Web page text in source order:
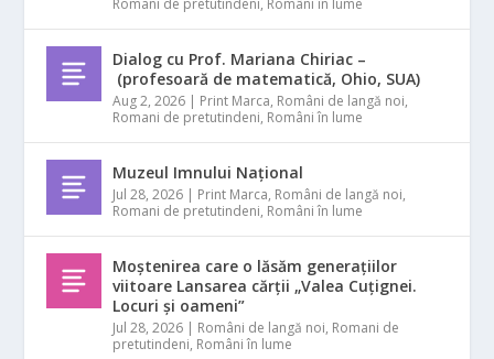
Romani de pretutindeni, Români în lume
Dialog cu Prof. Mariana Chiriac –
(profesoară de matematică, Ohio, SUA)
Aug 2, 2026 | Print Marca, Români de langă noi,
Romani de pretutindeni, Români în lume
Muzeul Imnului Național
Jul 28, 2026 | Print Marca, Români de langă noi,
Romani de pretutindeni, Români în lume
Moștenirea care o lăsăm generațiilor
viitoare Lansarea cărții „Valea Cuțignei.
Locuri și oameni”
Jul 28, 2026 | Români de langă noi, Romani de
pretutindeni, Români în lume